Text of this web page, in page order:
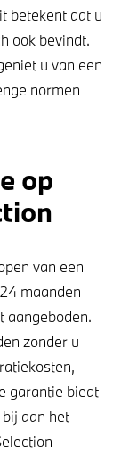
betekent dat u
ook bevindt.
u van een
normen
op
van een
maanden
aangeboden.
zonder u
garantie biedt
aan het